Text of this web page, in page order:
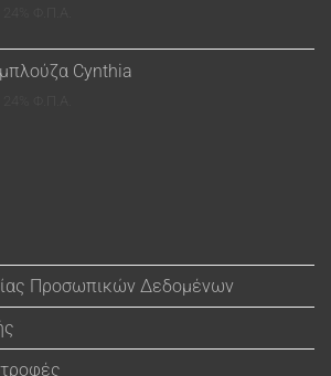
Cynthia
Προσωπικών Δεδομένων